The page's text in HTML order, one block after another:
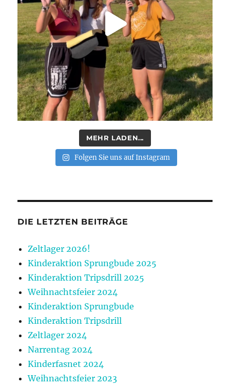
MEHR LADEN...
Folgen Sie uns auf Instagram
DIE LETZTEN BEITRÄGE
Zeltlager 2026!
Kinderaktion Sprungbude 2025
Kinderaktion Tripsdrill 2025
Weihnachtsfeier 2024
Kinderaktion Sprungbude
Kinderaktion Tripsdrill
Zeltlager 2024
Narrentag 2024
Kinderfasnet 2024
Weihnachtsfeier 2023